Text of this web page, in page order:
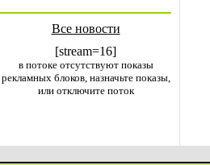
Все новости
[stream=16]
в потоке отсутствуют показы
рекламных блоков, назначьте показы,
или отключите поток